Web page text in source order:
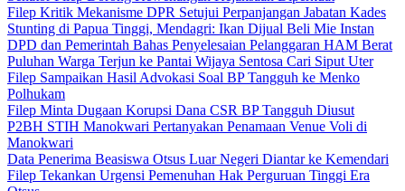
Filep Kritik Mekanisme DPR Setujui Perpanjangan Jabatan Kades
Stunting di Papua Tinggi, Mendagri: Ikan Dijual Beli Mie Instan
DPD dan Pemerintah Bahas Penyelesaian Pelanggaran HAM Berat
Puluhan Warga Terjun ke Pantai Wijaya Sentosa Cari Siput Uter
Filep Sampaikan Hasil Advokasi Soal BP Tangguh ke Menko
Polhukam
Filep Minta Dugaan Korupsi Dana CSR BP Tangguh Diusut
P2BH STIH Manokwari Pertanyakan Penamaan Venue Voli di
Manokwari
Data Penerima Beasiswa Otsus Luar Negeri Diantar ke Kemendari
Filep Tekankan Urgensi Pemenuhan Hak Perguruan Tinggi Era